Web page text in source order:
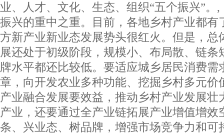
业、人才、文化、生态、组织“五个振兴
振兴的重中之重。目前，各地乡村产业都有
方新产业新业态发展势头很红火。但是，总
展还处于初级阶段，规模小、布局散、链条
牌水平都还比较低。要适应城乡居民消费需
章，向开发农业多种功能、挖掘乡村多元价
产业融合发展要效益，推动乡村产业发展壮
产业，还要通过全产业链拓展产业增值增效
条、兴业态、树品牌，增强市场竞争力和可